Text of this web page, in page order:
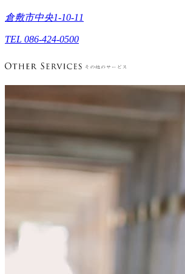
倉敷市中央1-10-11
TEL 086-424-0500